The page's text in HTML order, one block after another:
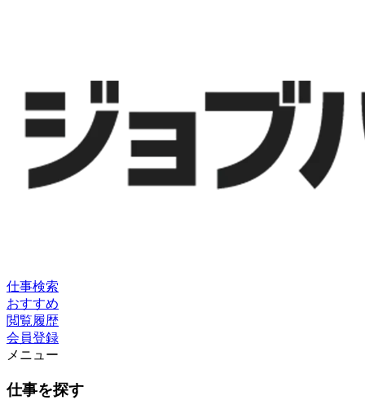
仕事検索
おすすめ
閲覧履歴
会員登録
メニュー
仕事を探す